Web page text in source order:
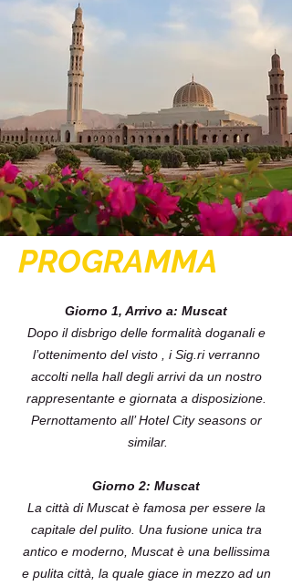
PROGRAMMA
Giorno 1, Arrivo a: Muscat
Dopo il disbrigo delle formalità doganali e
l’ottenimento del visto , i Sig.ri verranno
accolti nella hall degli arrivi da un nostro
rappresentante e giornata a disposizione.
Pernottamento all’ Hotel City seasons or
similar.
Giorno 2: Muscat
La città di Muscat è famosa per essere la
capitale del pulito. Una fusione unica tra
antico e moderno, Muscat è una bellissima
e pulita città, la quale giace in mezzo ad un